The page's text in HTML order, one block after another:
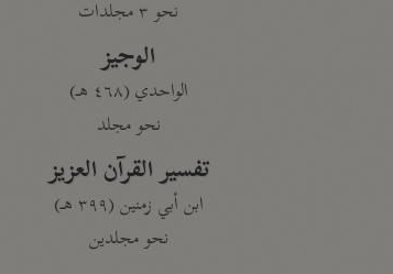
نحو ٣ مجلدات
الوجيز
الواحدي (٤٦٨ هـ)
نحو مجلد
تفسير القرآن العزيز
ابن أبي زمنين (٣٩٩ هـ)
نحو مجلدين